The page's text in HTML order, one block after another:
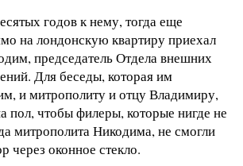
годов к нему, тогда еще
на лондонскую квартиру приехал
председатель Отдела внешних
Для беседы, которая им
и митрополиту и отцу Владимиру,
пол, чтобы филеры, которые нигде не
митрополита Никодима, не смогли
через оконное стекло.